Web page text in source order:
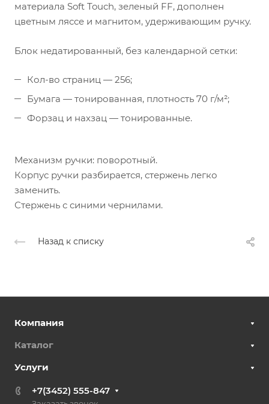
материала Soft Touch, зеленый FF, дополнен
цветным ляссе и магнитом, удерживающим ручку.
Блок недатированный, без календарной сетки:
Кол-во страниц — 256;
Бумага — тонированная, плотность 70 г/м²;
Форзац и нахзац — тонированные.
Механизм ручки: поворотный.
Корпус ручки разбирается, стержень легко
заменить.
Стержень с синими чернилами.
Назад к списку
Компания
Каталог
Услуги
+7(3452) 555-847